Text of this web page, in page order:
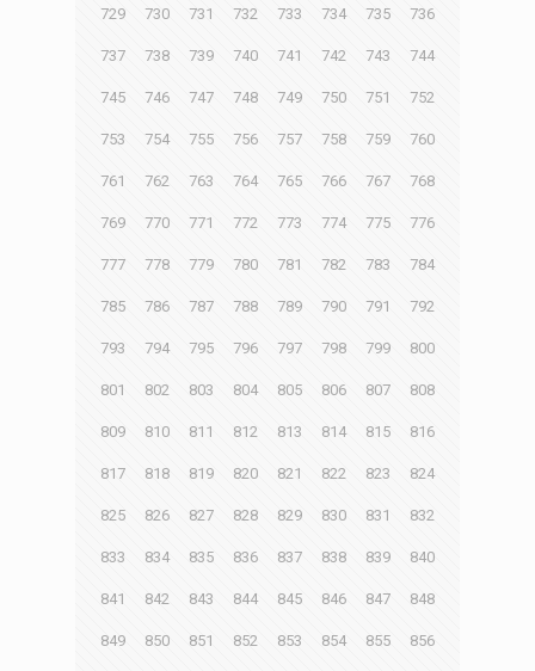
729 730 731 732 733 734 735 736
737 738 739 740 741 742 743 744
745 746 747 748 749 750 751 752
753 754 755 756 757 758 759 760
761 762 763 764 765 766 767 768
769 770 771 772 773 774 775 776
777 778 779 780 781 782 783 784
785 786 787 788 789 790 791 792
793 794 795 796 797 798 799 800
801 802 803 804 805 806 807 808
809 810 811 812 813 814 815 816
817 818 819 820 821 822 823 824
825 826 827 828 829 830 831 832
833 834 835 836 837 838 839 840
841 842 843 844 845 846 847 848
849 850 851 852 853 854 855 856